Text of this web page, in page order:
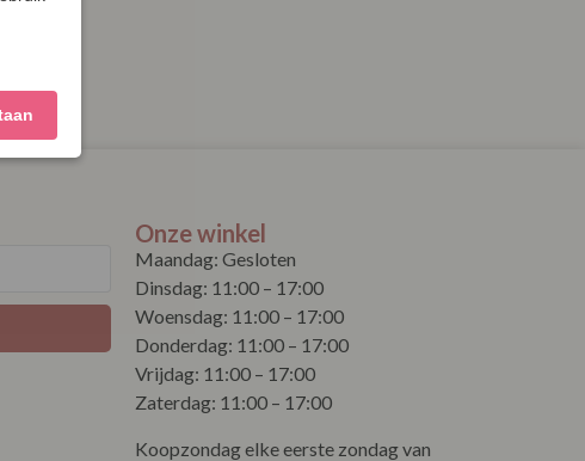
Onze winkel
Maandag: Gesloten
Dinsdag: 11:00 – 17:00
Woensdag: 11:00 – 17:00
Donderdag: 11:00 – 17:00
Vrijdag: 11:00 – 17:00
Zaterdag: 11:00 – 17:00
Koopzondag elke eerste zondag van